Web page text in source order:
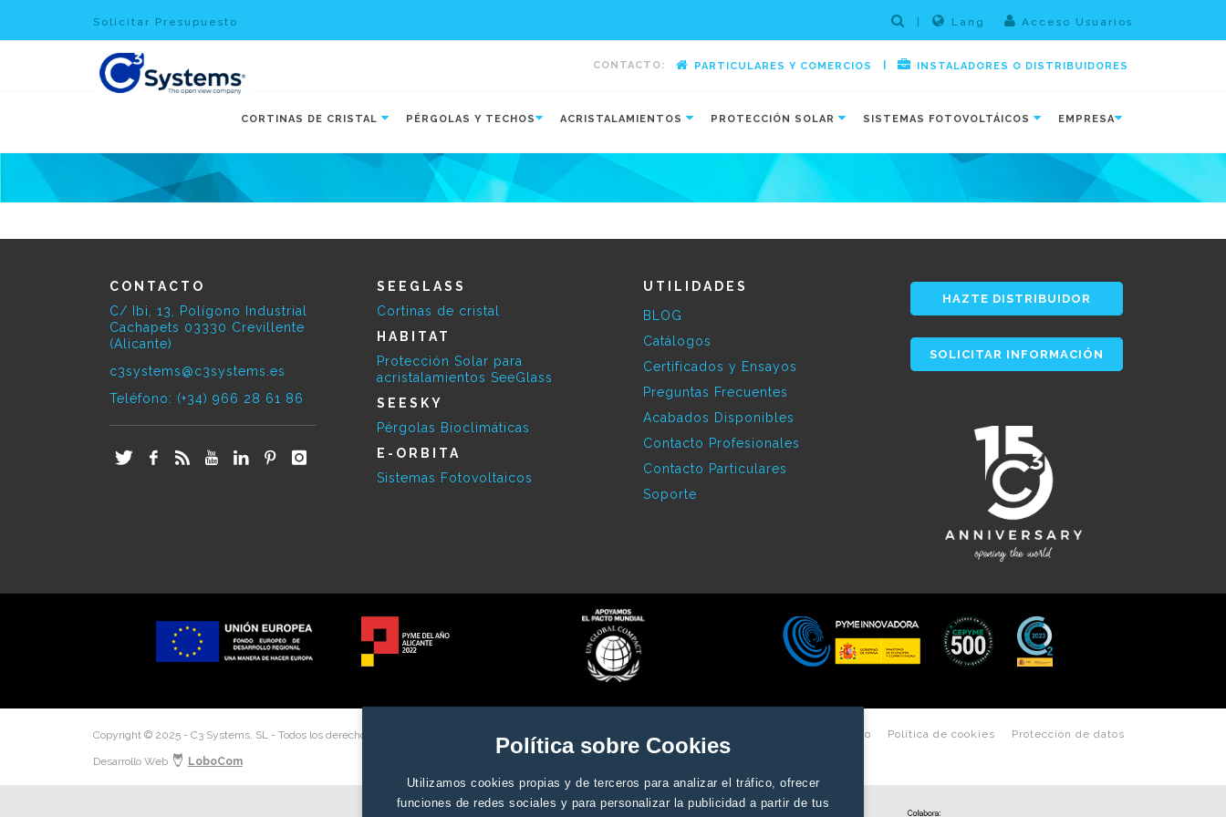
Política sobre Cookies
Utilizamos cookies propias y de terceros para analizar el tráfico, ofrecer
funciones de redes sociales y para personalizar la publicidad a partir de tus
Solicitar Presupuesto Acceso Usuarios
Lang
CONTACTO: PARTICULARES Y COMERCIOS INSTALADORES O DISTRIBUIDORES
CORTINAS DE CRISTAL PÉRGOLAS Y TECHOS ACRISTALAMIENTOS PROTECCIÓN SOLAR SISTEMAS FOTOVOLTÁICOS EMPRESA
CONTACTO
C/ Ibi, 13, Polígono Industrial
Cachapets 03330 Crevillente
(Alicante)
c3systems@c3systems.es
Teléfono: (+34) 966 28 61 86
SEEGLASS
Cortinas de cristal
HABITAT
Protección Solar para
acristalamientos SeeGlass
SEESKY
Pérgolas Bioclimáticas
E-ORBITA
Sistemas Fotovoltaicos
UTILIDADES
BLOG
Catálogos
Certificados y Ensayos
Preguntas Frecuentes
Acabados Disponibles
Contacto Profesionales
Contacto Particulares
Soporte
HAZTE DISTRIBUIDOR
SOLICITAR INFORMACIÓN
Copyright © 2025 - C3 Systems, SL - Todos los derechos reservados
Desarrollo Web LoboCom
Protección de datos
Política de cookies
Aviso legal y condiciones generales de uso